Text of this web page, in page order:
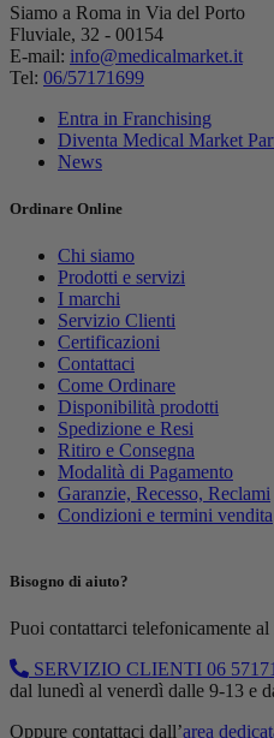
Siamo a Roma in Via del Porto
Fluviale, 32 - 00154
E-mail: info@medicalmarket.it
Tel: 06/57171699
Entra in Franchising
Diventa Medical Market
News
Ordinare Online
Chi siamo
Prodotti e servizi
I marchi
Servizio Clienti
Certificazioni
Contattaci
Come Ordinare
Disponibilità prodotti
Spedizione e Resi
Ritiro e Consegna
Modalità di Pagamento
Garanzie, Recesso, Reclami
Condizioni e termini vendita
Bisogno di aiuto?
Puoi contattarci telefonicamente al
SERVIZIO CLIENTI 06
dal lunedì al venerdì dalle 9-13 e
Oppure contattaci dall’area